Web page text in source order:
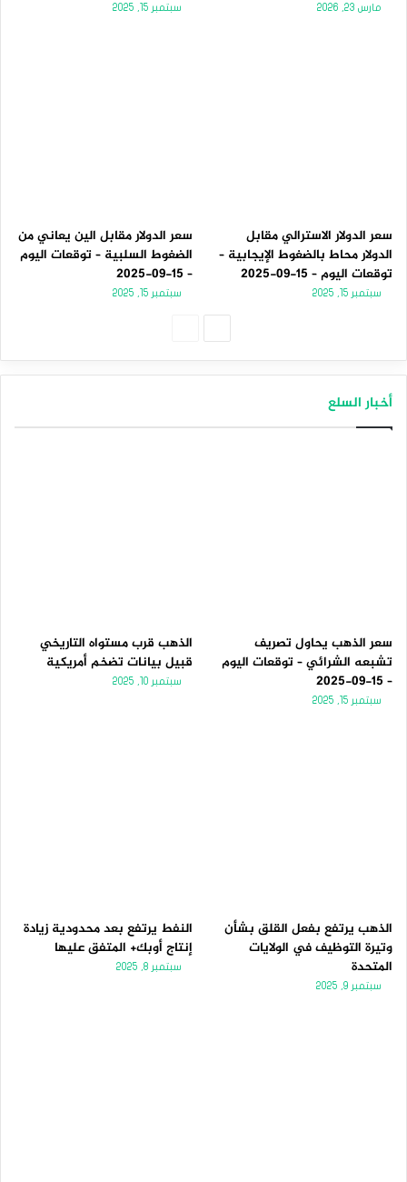
مارس 23, 2026 سبتمبر 15, 2025
سعر الدولار الاسترالي مقابل
الدولار محاط بالضغوط الإيجابية –
توقعات اليوم – 15-09-2025
سبتمبر 15, 2025
سعر الدولار مقابل الين يعاني من
الضغوط السلبية – توقعات اليوم
– 15-09-2025
سبتمبر 15, 2025
أخبار السلع
سعر الذهب يحاول تصريف
تشبعه الشرائي – توقعات اليوم
– 15-09-2025
سبتمبر 15, 2025
الذهب قرب مستواه التاريخي
قبيل بيانات تضخم أمريكية
سبتمبر 10, 2025
الذهب يرتفع بفعل القلق بشأن
وتيرة التوظيف في الولايات
المتحدة
سبتمبر 9, 2025
النفط يرتفع بعد محدودية زيادة
إنتاج أوبك+ المتفق عليها
سبتمبر 8, 2025